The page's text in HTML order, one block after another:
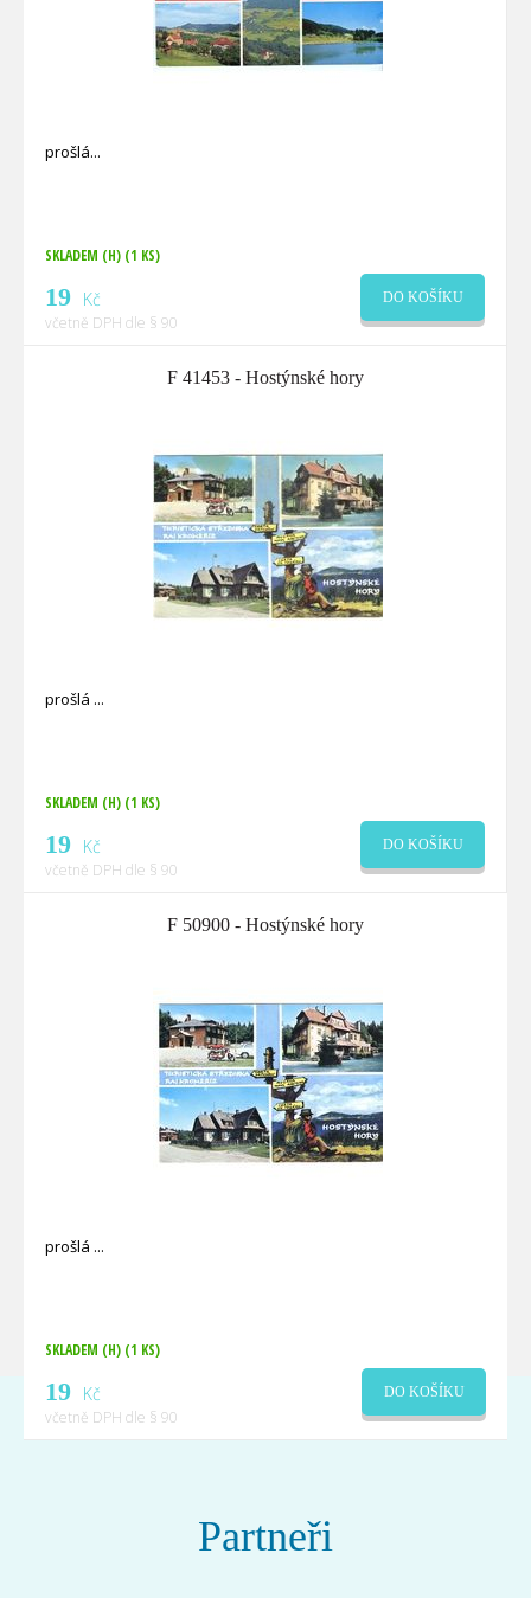
prošlá
SKLADEM (H) (1 KS)
19 Kč
včetně DPH dle § 90
DO KOŠÍKU
F 41453 - Hostýnské hory
prošlá
SKLADEM (H) (1 KS)
19 Kč
včetně DPH dle § 90
DO KOŠÍKU
F 50900 - Hostýnské hory
prošlá
SKLADEM (H) (1 KS)
19 Kč
včetně DPH dle § 90
DO KOŠÍKU
Partneři